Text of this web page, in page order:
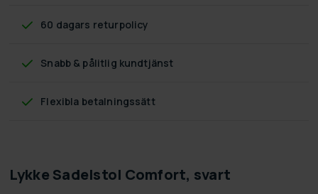
60 dagars returpolicy
Snabb & pålitlig kundtjänst
Flexibla betalningssätt
Lykke Sadelstol Comfort, svart